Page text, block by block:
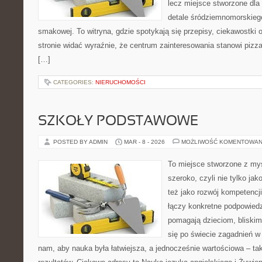
lecz miejsce stworzone
detale
smakowej. To witryna, gdzie spotykają się przepisy, ciekawostki
stronie widać wyraźnie, że centrum zainteresowania stanowi
[…]
CATEGORIES: NIERUCHOMOŚCI
SZKOŁY PODSTAWOWE
POSTED BY ADMIN MAR - 8 - 2026 MOŻLIWOŚĆ
To miejsce stworzone z
szeroko, czyli nie tylko
też jako rozwój
łączy konkretne
pomagają dzieciom,
się po świecie zagadnień
nam, aby nauka była łatwiejsza, a jednocześnie wartościowa –